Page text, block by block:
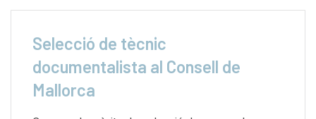
Selecció de tècnic
documentalista al Consell de
Mallorca